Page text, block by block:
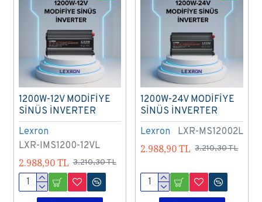
Lexron
LXR-IMS1200-12VL
1200W-12V MODİFİYE
SİNÜS İNVERTER
2.988,90 TL 3.210,30 TL
Lexron LXR-MS12002L
1200W-24V MODİFİYE
SİNÜS İNVERTER
2.988,90 TL 3.210,30 TL